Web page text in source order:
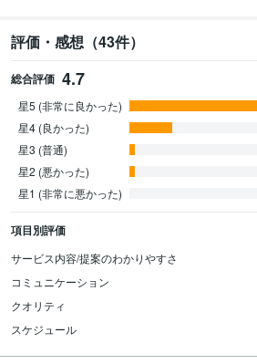
評価・感想（43件）
総合評価 4.7
星5 (非常に良かった)
星4 (良かった)
星3 (普通)
星2 (悪かった)
星1 (非常に悪かった)
項目別評価
サービス内容/提案のわかりやすさ
コミュニケーション
クオリティ
スケジュール